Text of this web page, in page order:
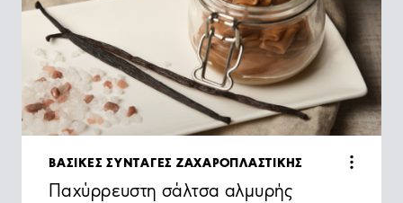
ΒΑΣΙΚΕΣ ΣΥΝΤΑΓΕΣ ΖΑΧΑΡΟΠΛΑΣΤΙΚΗΣ
Παχύρρευστη σάλτσα αλμυρής